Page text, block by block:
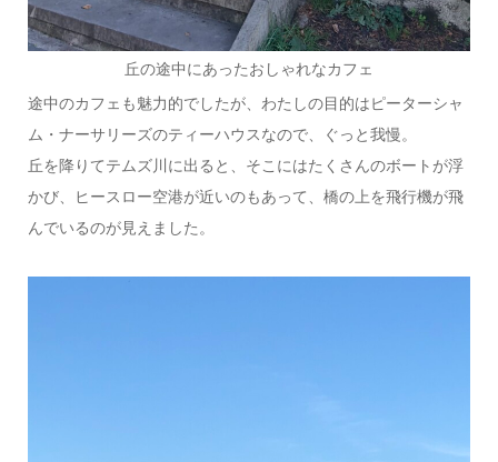
丘の途中にあったおしゃれなカフェ
途中のカフェも魅力的でしたが、わたしの目的はピーターシャ
ム・ナーサリーズのティーハウスなので、ぐっと我慢。
丘を降りてテムズ川に出ると、そこにはたくさんのボートが浮
かび、ヒースロー空港が近いのもあって、橋の上を飛行機が飛
んでいるのが見えました。